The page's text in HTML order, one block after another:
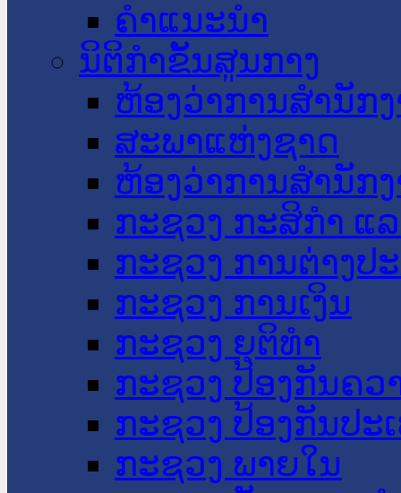
ຄໍາແນະນໍາ
ນິຕິກໍາຂັ້ນສູນກາງ
ຫ້ອງວ່າການສໍານັກ
ສະພາແຫ່ງຊາດ
ຫ້ອງວ່າການສຳນັກ
ກະຊວງ ກະສິກຳ ແ
ກະຊວງ ການຕ່າງປ
ກະຊວງ ການເງິນ
ກະຊວງ ຍຸຕິທໍາ
ກະຊວງ ປ້ອງກັນຄວ
ກະຊວງ ປ້ອງກັນປະ
ກະຊວງ ພາຍໃນ